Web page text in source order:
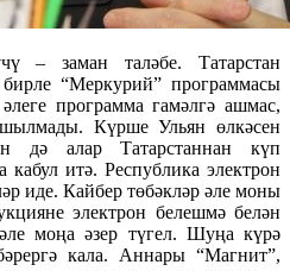
– заман таләбе. Татарстан
“Меркурий” программасы
программа гамәлгә ашмас,
Күрше Ульян өлкәсен
дә алар Татарстаннан күп
кабул итә. Республика электрон
иде. Кайбер төбәкләр әле моны
электрон белешмә белән
моңа әзер түгел. Шуңа күрә
кала. Аннары “Магнит”,